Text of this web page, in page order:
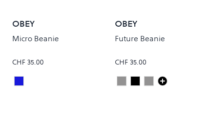
OBEY
Micro Beanie
CHF 35.00
Colour
ACADEMY NAVY
OBEY
Future Beanie
CHF 35.00
Colour
Heather Grey
BlackSILVER GREY